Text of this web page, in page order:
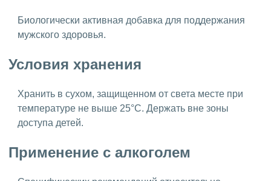
Биологически активная добавка для поддержания
мужского здоровья.
Условия хранения
Хранить в сухом, защищенном от света месте при
температуре не выше 25°C. Держать вне зоны
доступа детей.
Применение с алкоголем